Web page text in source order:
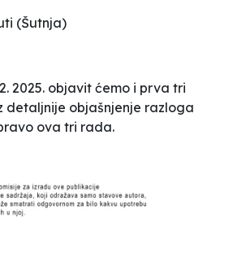
(Šutnja)
2025. objavit ćemo i prva tri
detaljnije objašnjenje razloga
ova tri rada.